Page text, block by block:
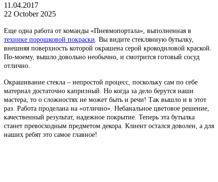
11.04.2017
22 October 2025
Еще одна работа от команды «Пневмопортала», выполненная в
технике порошковой покраски . Вы видите стеклянную бутылку,
внешняя поверхность которой окрашена серой крокодиловой краской.
По-моему, вышло довольно необычно, и смотрится готовый сосуд
отлично.
Окрашивание стекла – непростой процесс, поскольку сам по себе
материал достаточно капризный. Но когда за дело берутся наши
мастера, то о сложностях не может быть и речи! Так вышло и в этот
раз. Работа проделана на «отлично». Небанальное цветовое решение,
качественный результат, надежное покрытие. Теперь эта бутылка
станет превосходным предметом декора. Клиент остался доволен, а для
наших ребят это самое главное!